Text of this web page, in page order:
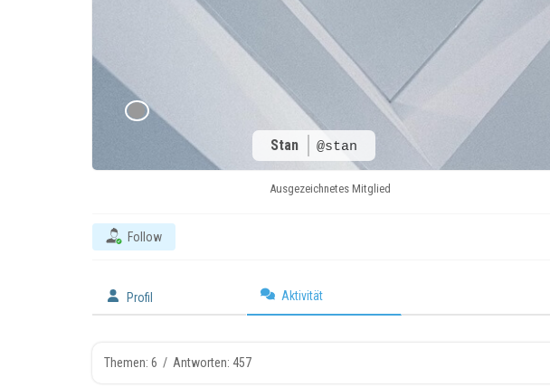
Stan @stan
Ausgezeichnetes Mitglied
Follow
Profil Aktivität
Themen: 6 / Antworten: 457